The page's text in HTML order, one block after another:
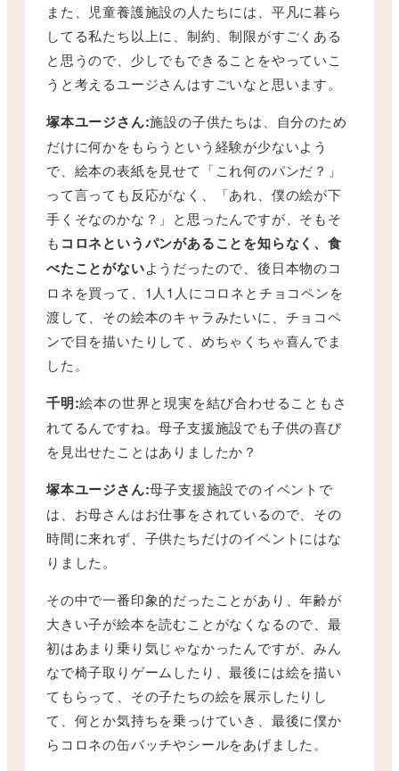
また、児童養護施設の人たちには、平凡に暮ら
してる私たち以上に、制約、制限がすごくある
と思うので、少しでもできることをやっていこ
うと考えるユージさんはすごいなと思います。
塚本ユージさん:施設の子供たちは、自分のため
だけに何かをもらうという経験が少ないよう
で、絵本の表紙を見せて「これ何のパンだ？」
って言っても反応がなく、「あれ、僕の絵が下
手くそなのかな？」と思ったんですが、そもそ
も コロネというパンがあることを知らなく、食
べたことがないようだったので、後日本物のコ
ロネを買って、1人1人にコロネとチョコペンを
渡して、その絵本のキャラみたいに、チョコペ
ンで目を描いたりして、めちゃくちゃ喜んでま
した。
千明:絵本の世界と現実を結び合わせることもさ
れてるんですね。母子支援施設でも子供の喜び
を見出せたことはありましたか？
塚本ユージさん:母子支援施設でのイベントで
は、お母さんはお仕事をされているので、その
時間に来れず、子供たちだけのイベントにはな
りました。
その中で一番印象的だったことがあり、年齢が
大きい子が絵本を読むことがなくなるので、最
初はあまり乗り気じゃなかったんですが、みん
なで椅子取りゲームしたり、最後には絵を描い
てもらって、その子たちの絵を展示したりし
て、何とか気持ちを乗っけていき、最後に僕か
らコロネの缶バッチやシールをあげました。